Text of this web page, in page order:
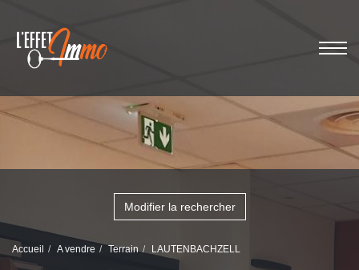
Modifier la rechercher
Accueil A vendre Terrain LAUTENBACHZELL